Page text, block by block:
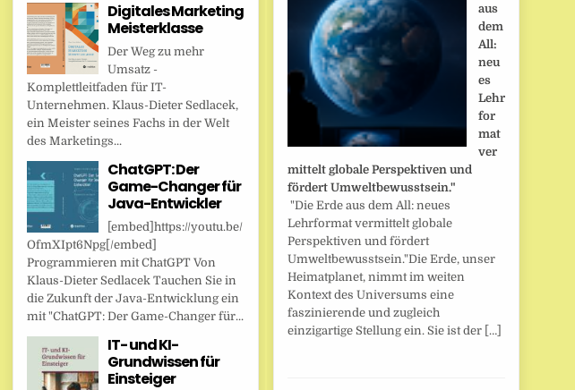
Digitales Marketing
Meisterklasse
Der Weg zu mehr
Umsatz -
Komplettleitfaden für IT-
Unternehmen. Klaus-Dieter Sedlacek,
ein Meister seines Fachs in der Welt
des Marketings...
ChatGPT: Der
Game-Changer für
Java-Entwickler
[embed]https://youtu.be/
OfmXIpt6Npg[/embed]
Programmieren mit ChatGPT Von
Klaus-Dieter Sedlacek Tauchen Sie in
die Zukunft der Java-Entwicklung ein
mit "ChatGPT: Der Game-Changer für...
IT- und KI-
Grundwissen für
Einsteiger
aus
dem
All:
neu
es
Lehr
for
mat
ver
mittelt globale Perspektiven und
fördert Umweltbewusstsein."
"Die Erde aus dem All: neues
Lehrformat vermittelt globale
Perspektiven und fördert
Umweltbewusstsein."Die Erde, unser
Heimatplanet, nimmt im weiten
Kontext des Universums eine
faszinierende und zugleich
einzigartige Stellung ein. Sie ist der […]